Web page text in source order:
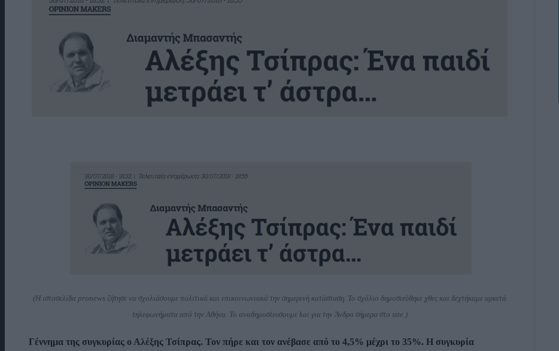
(Η ιστοσελίδα pronews ζήτησε να σχολιάσουμε πολιτικά και επικοινωνιακά την σημερινή κατάσταση. Το σχόλιο δημοσιεύθηκε χθες και δεχτήκαμε αρκετά
τηλεφωνήματα από την Αθήνα. Το αναδημοσίευσουμε kai για την Άνδρο σήμερα στο site.)
Γέννημα της συγκυρίας ο Αλέξης Τσίπρας. Τον πήρε και τον ανέβασε από το 4,5% μέχρι το 35%. Η συγκυρία